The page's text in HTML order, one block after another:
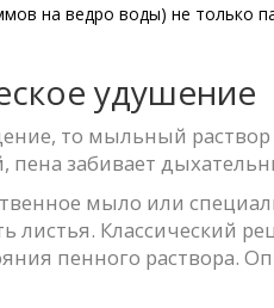
на ведро воды) не только
удушение
то мыльный
забивает
мыло или
Классический
пенного раствора.